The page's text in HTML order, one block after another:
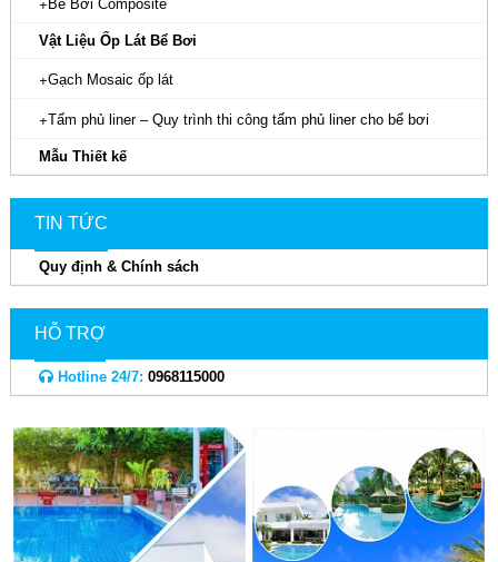
Bể Bơi Composite
Vật Liệu Ốp Lát Bể Bơi
Gạch Mosaic ốp lát
Tấm phủ liner – Quy trình thi công tấm phủ liner cho bể bơi
Mẫu Thiết kế
TIN TỨC
Quy định & Chính sách
HỖ TRỢ
Hotline 24/7: 0968115000